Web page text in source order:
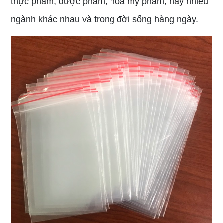
ngành khác nhau và trong đời sống hàng ngày.